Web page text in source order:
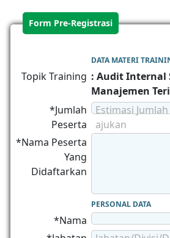
Form Pre-Registrasi
DATA MATERI
Topik Training : Audit Internal
Manajemen
*Jumlah
Peserta
Estimasi
ajukan
*Nama Peserta
Yang
Didaftarkan
PERSONAL DATA
*Nama